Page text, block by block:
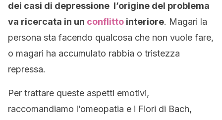
dei casi di depressione l’origine del problema
va ricercata in un conflitto interiore. Magari la
persona sta facendo qualcosa che non vuole fare,
o magari ha accumulato rabbia o tristezza
repressa.
Per trattare queste aspetti emotivi,
raccomandiamo l’omeopatia e i Fiori di Bach,